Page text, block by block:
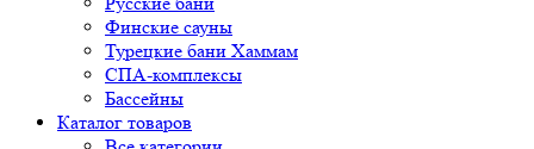
Финские сауны
Турецкие бани Хаммам
СПА-комплексы
Бассейны
Каталог товаров